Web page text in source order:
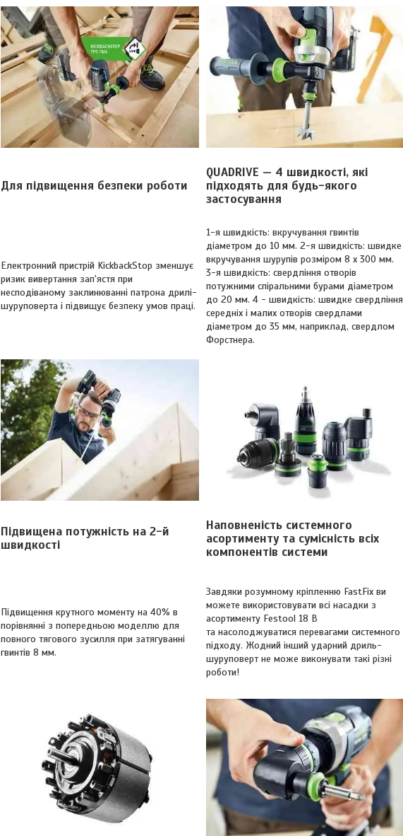
Для підвищення безпеки роботи
QUADRIVE — 4 швидкості, які
підходять для будь-якого
застосування
Електронний пристрій KickbackStop зменшує
ризик вивертання зап'ястя при
несподіваному заклинюванні патрона дрилі-
шуруповерта і підвищує безпеку умов праці.
1-я швидкість: вкручування гвинтів
діаметром до 10 мм. 2-я швидкість: швидке
вкручування шурупів розміром 8 x 300 мм.
3-я швидкість: свердління отворів
потужними спіральними бурами діаметром
до 20 мм. 4 - швидкість: швидке свердління
середніх і малих отворів свердлами
діаметром до 35 мм, наприклад, свердлом
Форстнера.
Підвищена потужність на 2-й
швидкості
Наповненість системного
асортименту та сумісність всіх
компонентів системи
Підвищення крутного моменту на 40% в
порівнянні з попередньою моделлю для
повного тягового зусилля при затягуванні
гвинтів 8 мм.
Завдяки розумному кріпленню FastFix ви
можете використовувати всі насадки з
асортименту Festool 18 В
та насолоджуватися перевагами системного
підходу. Жодний інший ударний дриль-
шуруповерт не може виконувати такі різні
роботи!